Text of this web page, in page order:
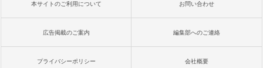
本サイトのご利用について お問い合わせ
広告掲載のご案内 編集部へのご連絡
プライバシーポリシー 会社概要